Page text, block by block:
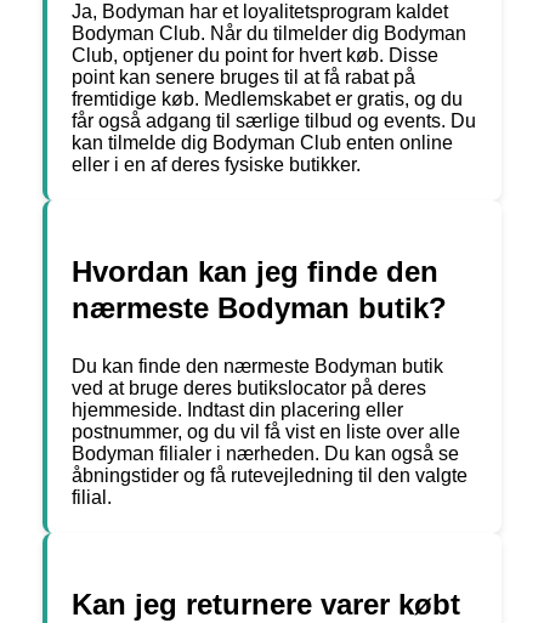
Ja, Bodyman har et loyalitetsprogram kaldet
Bodyman Club. Når du tilmelder dig Bodyman
Club, optjener du point for hvert køb. Disse
point kan senere bruges til at få rabat på
fremtidige køb. Medlemskabet er gratis, og du
får også adgang til særlige tilbud og events. Du
kan tilmelde dig Bodyman Club enten online
eller i en af deres fysiske butikker.
Hvordan kan jeg finde den
nærmeste Bodyman butik?
Du kan finde den nærmeste Bodyman butik
ved at bruge deres butikslocator på deres
hjemmeside. Indtast din placering eller
postnummer, og du vil få vist en liste over alle
Bodyman filialer i nærheden. Du kan også se
åbningstider og få rutevejledning til den valgte
filial.
Kan jeg returnere varer købt